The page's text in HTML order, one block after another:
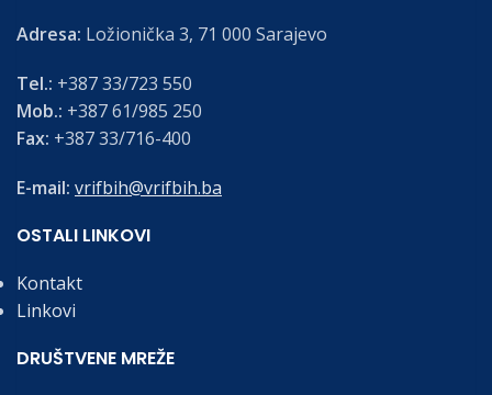
Adresa: Ložionička 3, 71 000 Sarajevo
Tel.: +387 33/723 550
Mob.: +387 61/985 250
Fax: +387 33/716-400
E-mail: vrifbih@vrifbih.ba
OSTALI LINKOVI
Kontakt
Linkovi
DRUŠTVENE MREŽE